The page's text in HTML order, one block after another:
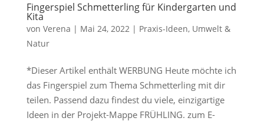
Fingerspiel Schmetterling für Kindergarten und
Kita
von Verena | Mai 24, 2022| Praxis-Ideen, Umwelt &
Natur
*Dieser Artikel enthält WERBUNG Heute möchte ich
das Fingerspiel zum Thema Schmetterling mit dir
teilen. Passend dazu findest du viele, einzigartige
Ideen in der Projekt-Mappe FRÜHLING. zum E-